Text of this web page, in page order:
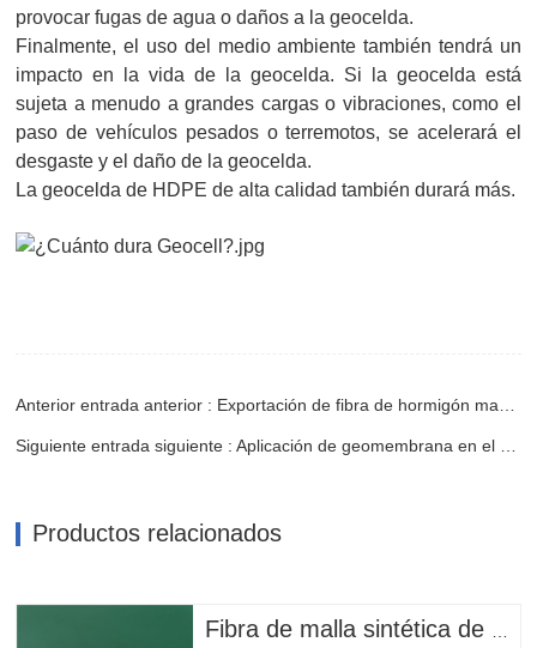
provocar fugas de agua o daños a la geocelda.
Finalmente, el uso del medio ambiente también tendrá un
impacto en la vida de la geocelda. Si la geocelda está
sujeta a menudo a grandes cargas o vibraciones, como el
paso de vehículos pesados ​​o terremotos, se acelerará el
desgaste y el daño de la geocelda.
La geocelda de HDPE de alta calidad también durará más.
Productos relacionados